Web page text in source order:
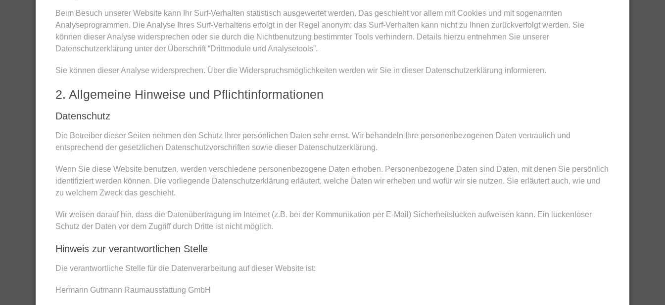
Beim Besuch unserer Website kann Ihr Surf-Verhalten statistisch ausgewertet werden. Das geschieht vor allem mit Cookies und mit sogenannten
Analyseprogrammen. Die Analyse Ihres Surf-Verhaltens erfolgt in der Regel anonym; das Surf-Verhalten kann nicht zu Ihnen zurückverfolgt werden. Sie
können dieser Analyse widersprechen oder sie durch die Nichtbenutzung bestimmter Tools verhindern. Details hierzu entnehmen Sie unserer
Datenschutzerklärung unter der Überschrift “Drittmodule und Analysetools”.
Sie können dieser Analyse widersprechen. Über die Widerspruchsmöglichkeiten werden wir Sie in dieser Datenschutzerklärung informieren.
2. Allgemeine Hinweise und Pflichtinformationen
Datenschutz
Die Betreiber dieser Seiten nehmen den Schutz Ihrer persönlichen Daten sehr ernst. Wir behandeln Ihre personenbezogenen Daten vertraulich und
entsprechend der gesetzlichen Datenschutzvorschriften sowie dieser Datenschutzerklärung.
Wenn Sie diese Website benutzen, werden verschiedene personenbezogene Daten erhoben. Personenbezogene Daten sind Daten, mit denen Sie persönlich
identifiziert werden können. Die vorliegende Datenschutzerklärung erläutert, welche Daten wir erheben und wofür wir sie nutzen. Sie erläutert auch, wie und
zu welchem Zweck das geschieht.
Wir weisen darauf hin, dass die Datenübertragung im Internet (z.B. bei der Kommunikation per E-Mail) Sicherheitslücken aufweisen kann. Ein lückenloser
Schutz der Daten vor dem Zugriff durch Dritte ist nicht möglich.
Hinweis zur verantwortlichen Stelle
Die verantwortliche Stelle für die Datenverarbeitung auf dieser Website ist:
Hermann Gutmann Raumausstattung GmbH